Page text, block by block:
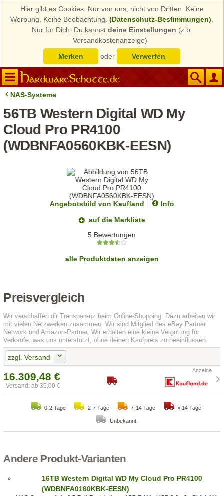
Hier gibt es Cookies. Nur von uns, nicht von Dritten. Keine
Werbung. Keine Beobachtung. (Datenschutz-Bestimmungen)
Nur für Dich. Du kannst deine Einstellungen (z.b.
Versandkostenanzeige)
Merken
oder Verwerfen
NAS-Systeme
56TB Western Digital WD My
Cloud Pro PR4100
(WDBNFA0560KBK-EESN)
Angebotsbild von Kaufland
Info
auf die Merkliste
5 Bewertungen
alle Produktdaten anzeigen
Preisvergleich
Wir verschaffen dir Transparenz beim Online-Shopping. Dazu arbeiten wir
mit vielen Netzwerken zusammen. Wir sind Mitglied des eBay Partner
Network und Amazon-Partner. Wir erhalten eine kleine Vergütung für
Verkäufe, was uns unterstützt, ohne deinen Kaufpreis zu beeinflussen.
zzgl. Versand
16.309,48 €
Versand: ab 35,00 €
0-2 Tage 2-7 Tage 7-14 Tage > 14 Tage
Unbekannt
Andere Produkt-Varianten
16TB Western Digital WD My Cloud Pro PR4100
(WDBNFA0160KBK-EESN)